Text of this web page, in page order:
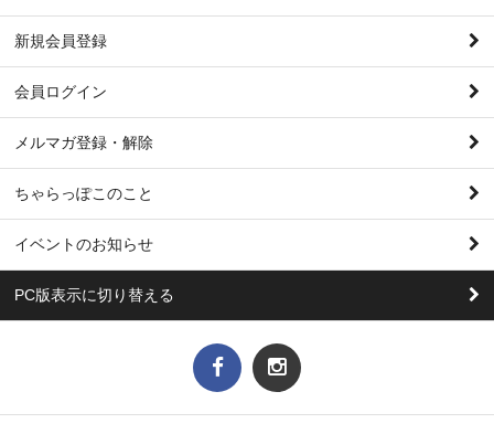
新規会員登録
会員ログイン
メルマガ登録・解除
ちゃらっぽこのこと
イベントのお知らせ
PC版表示に切り替える